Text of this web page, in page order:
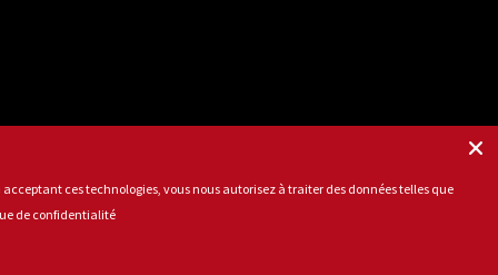
ces technologies, vous nous autorisez à traiter des données telles que
de confidentialité